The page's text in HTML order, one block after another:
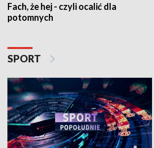
Fach, że hej - czyli ocalić dla
potomnych
SPORT